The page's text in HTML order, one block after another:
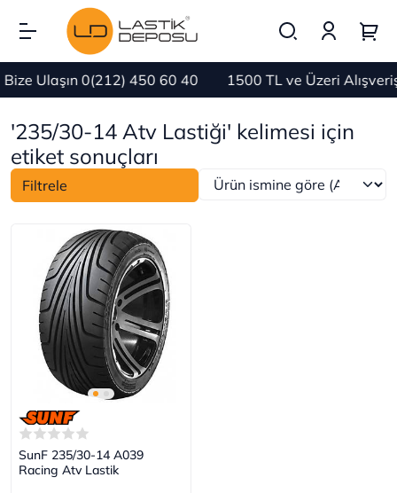
Ulaşın 0(212) 450 60 40 1500 TL ve Üzeri
'235/30-14 Atv Lastiği' kelimesi için
etiket sonuçları
Filtrele
SunF 235/30-14 A039
Racing Atv Lastik